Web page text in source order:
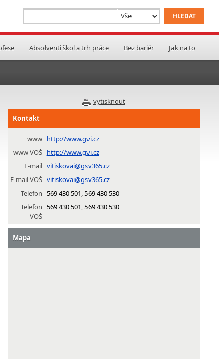
Absolventi škol a trh práce Bez bariér Jak na to
vytisknout
Kontakt
www http://www.gvi.cz
www VOŠ http://www.gvi.cz
E-mail vitiskovai@gsv365.cz
E-mail VOŠ vitiskovai@gsv365.cz
Telefon 569 430 501, 569 430 530
Telefon
VOŠ
569 430 501, 569 430 530
Mapa